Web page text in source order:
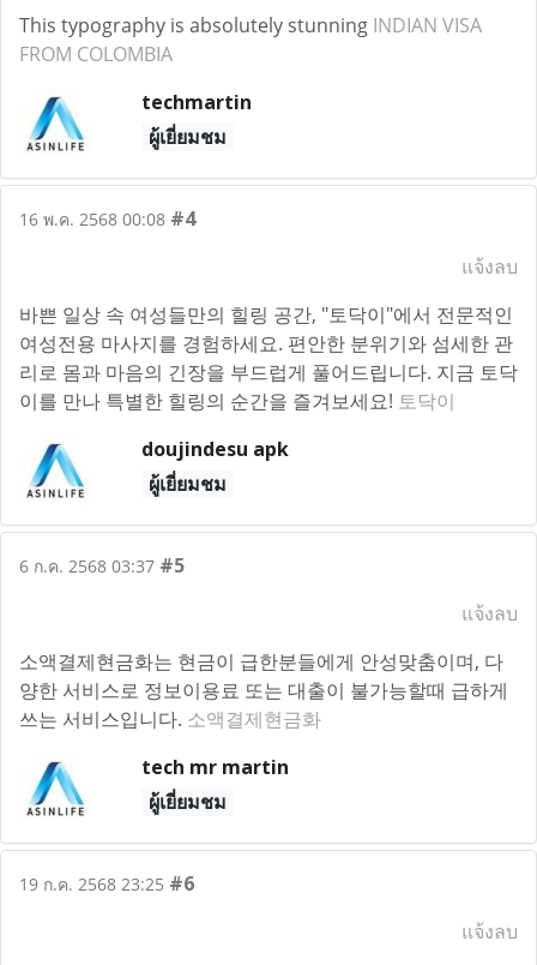
This typography is absolutely stunning INDIAN VISA
FROM COLOMBIA
techmartin
ผู้เยี่ยมชม
16 พ.ค. 2568 00:08 #4
แจ้งลบ
바쁜 일상 속 여성들만의 힐링 공간, "토닥이"에서 전문적인
여성전용 마사지를 경험하세요. 편안한 분위기와 섬세한 관
리로 몸과 마음의 긴장을 부드럽게 풀어드립니다. 지금 토닥
이를 만나 특별한 힐링의 순간을 즐겨보세요! 토닥이
doujindesu apk
ผู้เยี่ยมชม
6 ก.ค. 2568 03:37 #5
แจ้งลบ
소액결제현금화는 현금이 급한분들에게 안성맞춤이며, 다
양한 서비스로 정보이용료 또는 대출이 불가능할때 급하게
쓰는 서비스입니다. 소액결제현금화
tech mr martin
ผู้เยี่ยมชม
19 ก.ค. 2568 23:25 #6
แจ้งลบ